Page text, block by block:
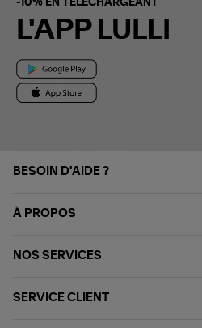
-10% EN TÉLÉCHARGEANT
L'APP LULLI
BESOIN D'AIDE ?
À PROPOS
NOS SERVICES
SERVICE CLIENT